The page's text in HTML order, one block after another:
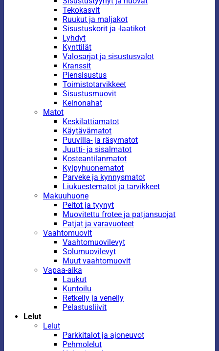
Tekokasvit
Ruukut ja maljakot
Sisustuskorit ja -laatikot
Lyhdyt
Kynttilät
Valosarjat ja sisustusvalot
Kranssit
Piensisustus
Toimistotarvikkeet
Sisustusmuovit
Keinonahat
Matot
Keskilattiamatot
Käytävämatot
Puuvilla- ja räsymatot
Juutti- ja sisalmatot
Kosteantilanmatot
Kylpyhuonematot
Parveke ja kynnysmatot
Liukuestematot ja tarvikkeet
Makuuhuone
Peitot ja tyynyt
Muovitettu frotee ja patjansuojat
Patjat ja varavuoteet
Vaahtomuovit
Vaahtomuovilevyt
Solumuovilevyt
Muut vaahtomuovit
Vapaa-aika
Laukut
Kuntoilu
Retkeily ja veneily
Pelastusliivit
Lelut
Lelut
Parkkitalot ja ajoneuvot
Pehmolelut